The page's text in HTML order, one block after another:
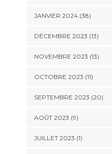
JANVIER 2024 (38)
DÉCEMBRE 2023 (13)
NOVEMBRE 2023 (13)
OCTOBRE 2023 (11)
SEPTEMBRE 2023 (20)
AOÛT 2023 (9)
JUILLET 2023 (1)